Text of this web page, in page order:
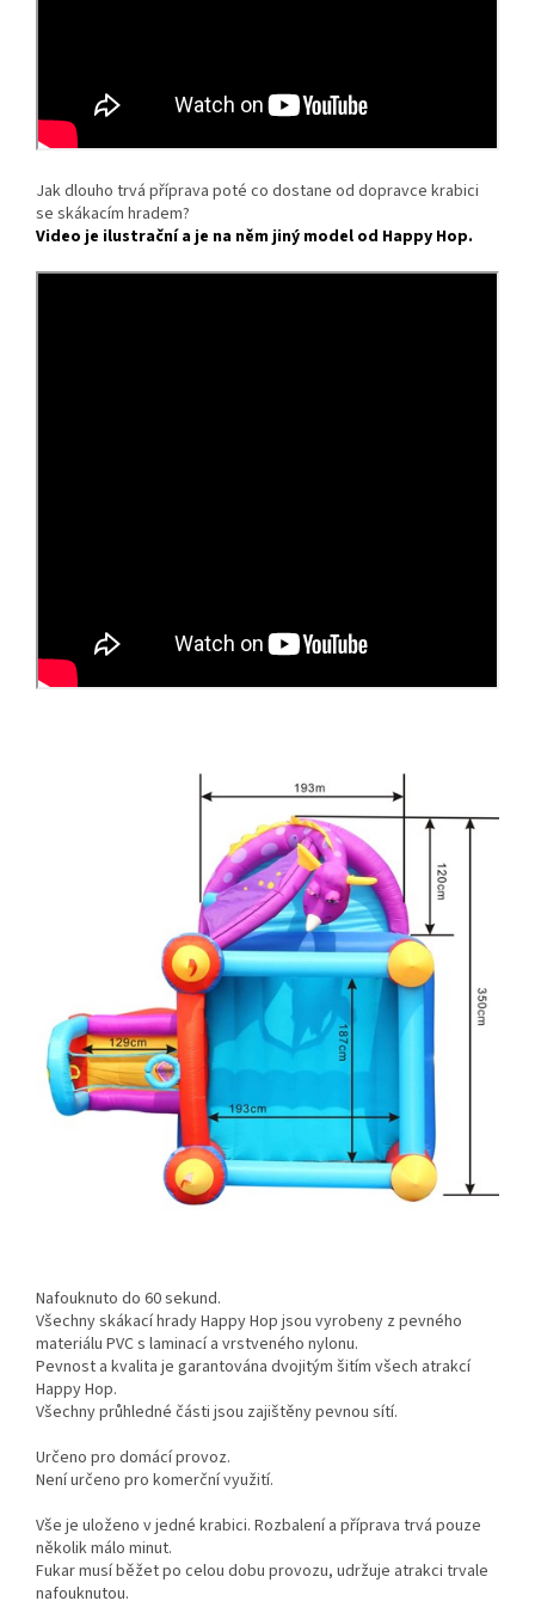
Jak dlouho trvá příprava poté co dostane od dopravce krabici
se skákacím hradem?
Video je ilustrační a je na něm jiný model od Happy Hop.
Nafouknuto do 60 sekund.
Všechny skákací hrady Happy Hop jsou vyrobeny z pevného
materiálu PVC s laminací a vrstveného nylonu.
Pevnost a kvalita je garantována dvojitým šitím všech atrakcí
Happy Hop.
Všechny průhledné části jsou zajištěny pevnou sítí.
Určeno pro domácí provoz.
Není určeno pro komerční využití.
Vše je uloženo v jedné krabici. Rozbalení a příprava trvá pouze
několik málo minut.
Fukar musí běžet po celou dobu provozu, udržuje atrakci trvale
nafouknutou.